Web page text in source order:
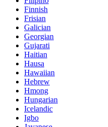
Finnish
Frisian
Galician
Georgian
Gujarati
Haitian
Hausa
Hawaiian
Hebrew
Hmong
Hungarian
Icelandic
Igbo